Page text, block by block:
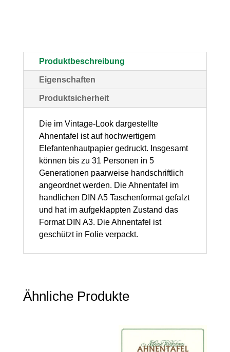
Generationen
–
DIN
A3
gefalzt
Menge
Produktbeschreibung
Eigenschaften
Produktsicherheit
Die im Vintage-Look dargestellte
Ahnentafel ist auf hochwertigem
Elefantenhautpapier gedruckt. Insgesamt
können bis zu 31 Personen in 5
Generationen paarweise handschriftlich
angeordnet werden. Die Ahnentafel im
handlichen DIN A5 Taschenformat gefalzt
und hat im aufgeklappten Zustand das
Format DIN A3. Die Ahnentafel ist
geschützt in Folie verpackt.
Ähnliche Produkte